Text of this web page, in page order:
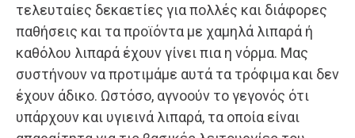
τελευταίες δεκαετίες για πολλές και διάφορες
παθήσεις και τα προϊόντα με χαμηλά λιπαρά ή
καθόλου λιπαρά έχουν γίνει πια η νόρμα. Μας
συστήνουν να προτιμάμε αυτά τα τρόφιμα και δεν
έχουν άδικο. Ωστόσο, αγνοούν το γεγονός ότι
υπάρχουν και υγιεινά λιπαρά, τα οποία είναι